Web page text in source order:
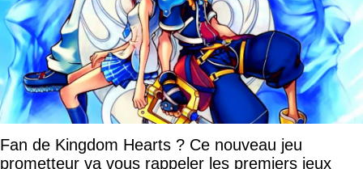
Fan de Kingdom Hearts ? Ce nouveau jeu
prometteur va vous rappeler les premiers jeux